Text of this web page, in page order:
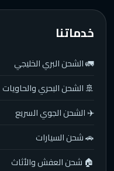
خدماتنا
🚛 الشحن البري الخليجي
🚢 الشحن البحري والحاويات
✈️ الشحن الجوي السريع
🚗 شحن السيارات
🏠 شحن العفش والأثاث